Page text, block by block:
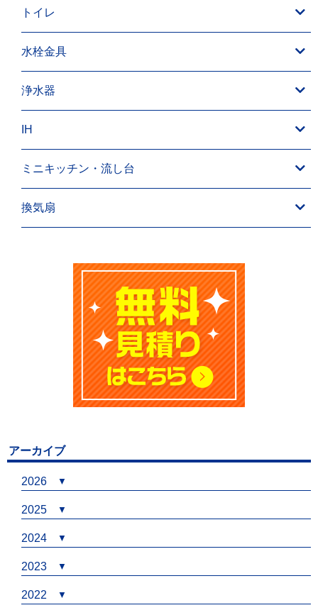
トイレ
水栓金具
浄水器
IH
ミニキッチン・流し台
換気扇
アーカイブ
2026
2025
2024
2023
2022